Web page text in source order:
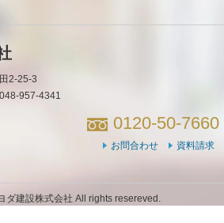
2-25-3
048-957-4341
0120-50-7660
お問合わせ 資料請求
ダ建設株式会社 All rights resereved.